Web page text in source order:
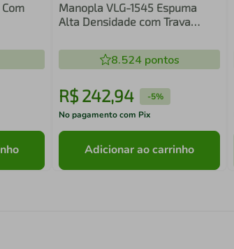
Manopla VLG-1545 Espuma
Alta Densidade com Trava
8.524pontos
R$ 242,94 -5%
No pagamento com Pix
Adicionar ao carrinho